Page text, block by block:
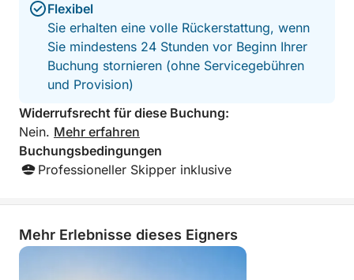
holiday (as
We will definitely
another trip!
Flexibel
Sie erhalten eine volle Rückerstattung, wenn
Sie mindestens 24 Stunden vor Beginn Ihrer
Buchung stornieren (ohne Servicegebühren
und Provision)
Widerrufsrecht für diese Buchung:
Nein. Mehr erfahren
Buchungsbedingungen
Professioneller Skipper inklusive
Mehr Erlebnisse dieses Eigners